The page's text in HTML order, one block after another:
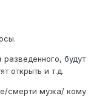
будут
открыть и т.д.
смерти мужа/ кому